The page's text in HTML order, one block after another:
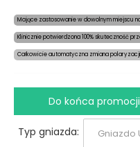
Mające zastosowanie w dowolnym miejscu
Klinicznie potwierdzona 100% skuteczność
Całkowicie automatyczna zmiana polaryzacji
Do końca
Typ gniazda: